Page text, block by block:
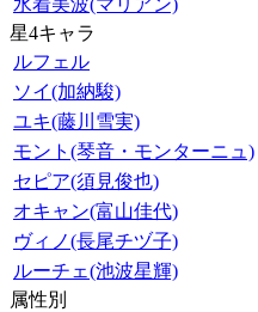
水着美波(マリアン)
星4キャラ
ルフェル
ソイ(加納駿)
ユキ(藤川雪実)
モント(琴音・モンターニュ)
セピア(須見俊也)
オキャン(富山佳代)
ヴィノ(長尾チヅ子)
ルーチェ(池波星輝)
属性別